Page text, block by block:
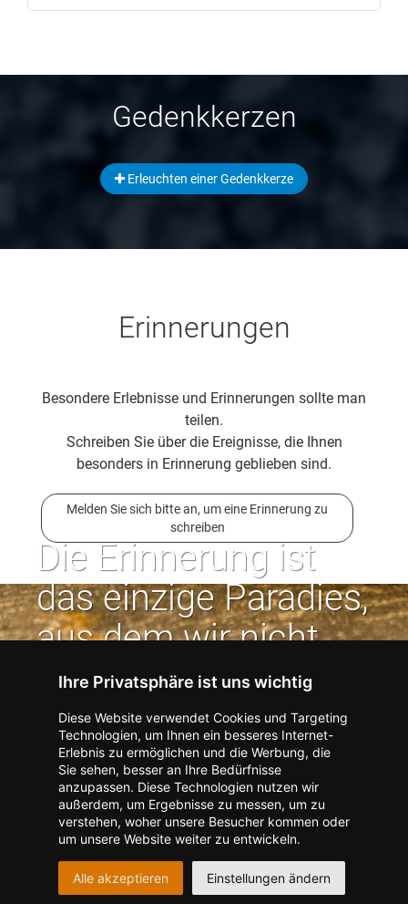
Ihre Privatsphäre ist uns wichtig
Diese Website verwendet Cookies und Targeting
Technologien, um Ihnen ein besseres Internet-
Erlebnis zu ermöglichen und die Werbung, die
Sie sehen, besser an Ihre Bedürfnisse
anzupassen. Diese Technologien nutzen wir
außerdem, um Ergebnisse zu messen, um zu
verstehen, woher unsere Besucher kommen oder
um unsere Website weiter zu entwickeln.
Alle akzeptieren Einstellungen ändern
Gedenkkerzen
Erleuchten einer Gedenkkerze
Erinnerungen
Besondere Erlebnisse und Erinnerungen sollte man
teilen.
Schreiben Sie über die Ereignisse, die Ihnen
besonders in Erinnerung geblieben sind.
Melden Sie sich bitte an, um eine Erinnerung zu
schreiben
Die Erinnerung ist
das einzige Paradies,
aus dem wir nicht
vertrieben werden
können. | Jean Paul
Kontakt zum Verlag aufnehmen Missbrauch melden
Impressum Datenschutz
Barrierefreiheit
Barriere melden
m
A
c
c
e
Accessibility-Modus aktivieren
I
m
K
o
n
Kontrastmodus aktivieren
Hilfe
eigenes Gedenkportal erstellen
Vertrag widerrufen